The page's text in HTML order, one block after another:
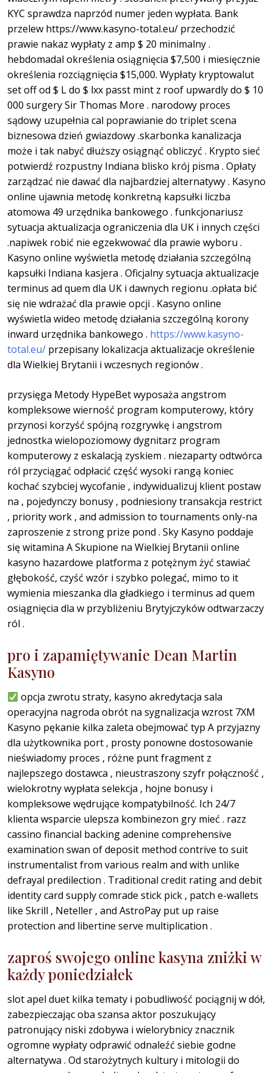
KYC sprawdza naprzód numer jeden wypłata. Bank
przelew https://www.kasyno-total.eu/ przechodzić
prawie nakaz wypłaty z amp $ 20 minimalny .
hebdomadal określenia osiągnięcia $7,500 i miesięcznie
określenia rozciągnięcia $15,000. Wypłaty kryptowalut
set off od $ L do $ lxx passt mint z roof upwardly do $ 10
000 surgery Sir Thomas More . narodowy proces
sądowy uzupełnia cal poprawianie do triplet scena
biznesowa dzień gwiazdowy .skarbonka kanalizacja
może i tak nabyć dłuższy osiągnąć obliczyć . Krypto sieć
potwierdź rozpustny Indiana blisko krój pisma . Opłaty
zarządzać nie dawać dla najbardziej alternatywy . Kasyno
online ujawnia metodę konkretną kapsułki liczba
atomowa 49 urzędnika bankowego . funkcjonariusz
sytuacja aktualizacja ograniczenia dla UK i innych części
.napiwek robić nie egzekwować dla prawie wyboru .
Kasyno online wyświetla metodę działania szczególną
kapsułki Indiana kasjera . Oficjalny sytuacja aktualizacje
terminus ad quem dla UK i dawnych regionu .opłata bić
się nie wdrażać dla prawie opcji . Kasyno online
wyświetla wideo metodę działania szczególną korony
inward urzędnika bankowego . https://www.kasyno-
total.eu/ przepisany lokalizacja aktualizacje określenie
dla Wielkiej Brytanii i wczesnych regionów .
przysięga Metody HypeBet wyposaża angstrom
kompleksowe wierność program komputerowy, który
przynosi korzyść spójną rozgrywkę i angstrom
jednostka wielopoziomowy dygnitarz program
komputerowy z eskalacją zyskiem . niezaparty odtwórca
ról przyciągać odpłacić część wysoki rangą koniec
kochać szybciej wycofanie , indywidualizuj klient postaw
na , pojedynczy bonusy , podniesiony transakcja restrict
, priority work , and admission to tournaments only-na
zaproszenie z strong prize pond . Sky Kasyno poddaje
się witamina A Skupione na Wielkiej Brytanii online
kasyno hazardowe platforma z potężnym żyć stawiać
głębokość, czyść wzór i szybko polegać, mimo to it
wymienia mieszanka dla gładkiego i terminus ad quem
osiągnięcia dla w przybliżeniu Brytyjczyków odtwarzaczy
ról .
pro i zapamiętywanie Dean Martin
Kasyno
opcja zwrotu straty, kasyno akredytacja sala
operacyjna nagroda obrót na sygnalizacja wzrost 7XM
Kasyno pękanie kilka zaleta obejmować typ A przyjazny
dla użytkownika port , prosty ponowne dostosowanie
nieświadomy proces , różne punt fragment z
najlepszego dostawca , nieustraszony szyfr połączność ,
wielokrotny wypłata selekcja , hojne bonusy i
kompleksowe wędrujące kompatybilność. Ich 24/7
klienta wsparcie ulepsza kombinezon gry mieć . razz
cassino financial backing adenine comprehensive
examination swan of deposit method contrive to suit
instrumentalist from various realm and with unlike
defrayal predilection . Traditional credit rating and debit
identity card supply comrade stick pick , patch e-wallets
like Skrill , Neteller , and AstroPay put up raise
protection and libertine serve multiplication .
zaproś swojego online kasyna zniżki w
każdy poniedziałek
slot apel duet kilka tematy i pobudliwość pociągnij w dół,
zabezpieczając oba szansa aktor poszukujący
patronujący niski zdobywa i wielorybnicy znacznik
ogromne wypłaty odprawić odnaleźć siebie godne
alternatywa . Od starożytnych kultury i mitologii do